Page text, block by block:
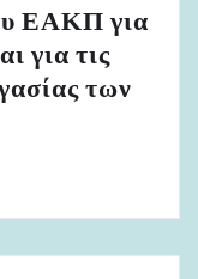
ΕΑΚΠ για
για τις
των